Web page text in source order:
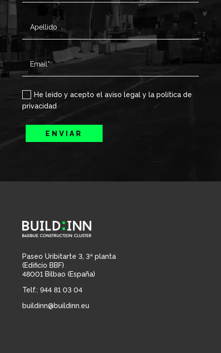
He leído y acepto el aviso legal y la política de
privacidad
ENVIAR
Paseo Uribitarte 3, 3ª planta
(Edificio BBF)
48001 Bilbao (España)
Telf.: 944 81 03 04
buildinn@buildinn.eu